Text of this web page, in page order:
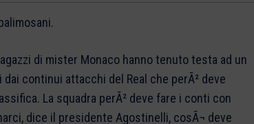
di mister Monaco hanno tenuto testa ad un
continui attacchi del Real che perÃ² deve
La squadra perÃ² deve fare i conti con
dice il presidente Agostinelli, cosÃ¬ deve